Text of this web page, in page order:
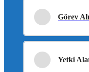
Görev
Yetki